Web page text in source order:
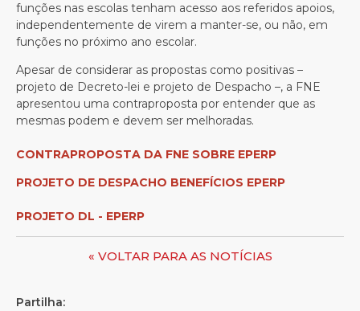
funções nas escolas tenham acesso aos referidos apoios,
independentemente de virem a manter-se, ou não, em
funções no próximo ano escolar.
Apesar de considerar as propostas como positivas –
projeto de Decreto-lei e projeto de Despacho –, a FNE
apresentou uma contraproposta por entender que as
mesmas podem e devem ser melhoradas.
CONTRAPROPOSTA DA FNE SOBRE EPERP
PROJETO DE DESPACHO BENEFÍCIOS EPERP
PROJETO DL - EPERP
« VOLTAR PARA AS NOTÍCIAS
Partilha: